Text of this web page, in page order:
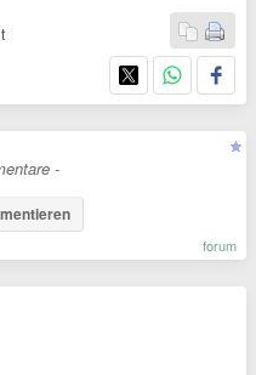
-
forum